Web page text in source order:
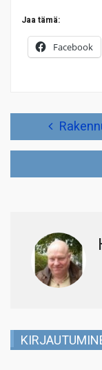
Jaa tämä:
Facebook
Artikkelien